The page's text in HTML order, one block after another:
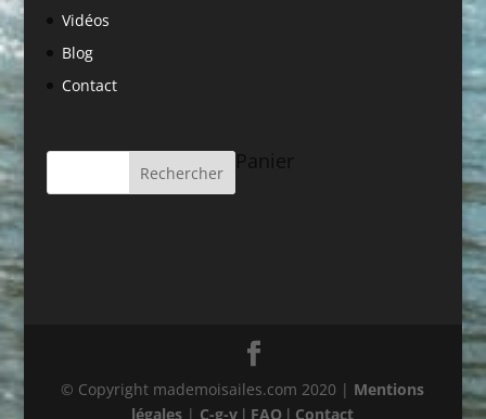
Vidéos
Blog
Contact
Panier
© Copyright mademoisailes.com 2020 | Mentions
légales | C-g-v l FAQ l Contact